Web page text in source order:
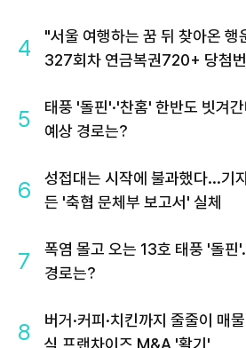
4
"서울 여행하는 꿈 뒤 찾아온 행
327회차 연금복권720+ 당첨
5
태풍 '돌핀'·'찬홈' 한반도 빗겨
예상 경로는?
6
성접대는 시작에 불과했다...기
든 '축협 문체부 보고서' 실체
7
폭염 몰고 오는 13호 태풍 '돌핀
경로는?
8
버거·커피·치킨까지 줄줄이 매